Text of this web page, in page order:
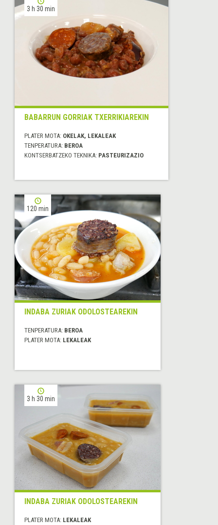
3 h 30 min
BABARRUN GORRIAK TXERRIKIAREKIN
PLATER MOTA: OKELAK, LEKALEAK
TENPERATURA: BEROA
KONTSERBATZEKO TEKNIKA: PASTEURIZAZIO
120 min
INDABA ZURIAK ODOLOSTEAREKIN
TENPERATURA: BEROA
PLATER MOTA: LEKALEAK
3 h 30 min
INDABA ZURIAK ODOLOSTEAREKIN
PLATER MOTA: LEKALEAK